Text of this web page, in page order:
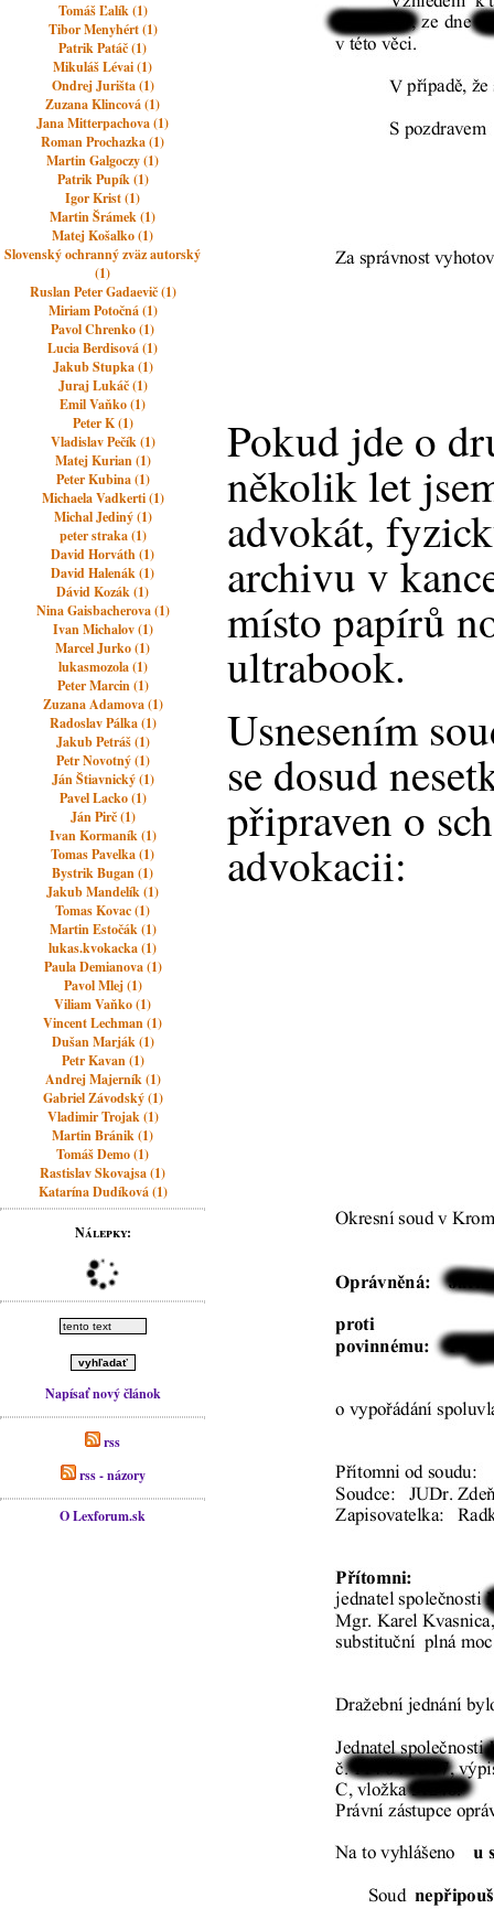
Tomáš Ľalík (1)
Tibor Menyhért (1)
Patrik Patáč (1)
Mikuláš Lévai (1)
Ondrej Jurišta (1)
Zuzana Klincová (1)
Jana Mitterpachova (1)
Roman Prochazka (1)
Martin Galgoczy (1)
Patrik Pupík (1)
Igor Krist (1)
Martin Šrámek (1)
Matej Košalko (1)
Slovenský ochranný zväz autorský
(1)
Ruslan Peter Gadaevič (1)
Miriam Potočná (1)
Pavol Chrenko (1)
Lucia Berdisová (1)
Jakub Stupka (1)
Juraj Lukáč (1)
Emil Vaňko (1)
Peter K (1)
Vladislav Pečík (1)
Matej Kurian (1)
Peter Kubina (1)
Michaela Vadkerti (1)
Michal Jediný (1)
peter straka (1)
David Horváth (1)
David Halenák (1)
Dávid Kozák (1)
Nina Gaisbacherova (1)
Ivan Michalov (1)
Marcel Jurko (1)
lukasmozola (1)
Peter Marcin (1)
Zuzana Adamova (1)
Radoslav Pálka (1)
Jakub Petráš (1)
Petr Novotný (1)
Ján Štiavnický (1)
Pavel Lacko (1)
Ján Pirč (1)
Ivan Kormaník (1)
Tomas Pavelka (1)
Bystrik Bugan (1)
Jakub Mandelík (1)
Tomas Kovac (1)
Martin Estočák (1)
lukas.kvokacka (1)
Paula Demianova (1)
Pavol Mlej (1)
Viliam Vaňko (1)
Vincent Lechman (1)
Dušan Marják (1)
Petr Kavan (1)
Andrej Majerník (1)
Gabriel Závodský (1)
Vladimir Trojak (1)
Martin Bránik (1)
Tomáš Demo (1)
Rastislav Skovajsa (1)
Katarína Dudíková (1)
Nálepky:
Napísať nový článok
rss
rss - názory
O Lexforum.sk
Pokud jde o
několik let
advokát,
archivu v
místo papírů
ultrabook.
Usnesením
se dosud
připraven o
advokacii: